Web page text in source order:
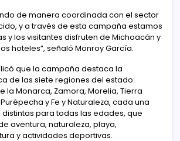
de manera coordinada con el sector
y a través de esta campaña estamos
y los visitantes disfruten de Michoacán y
hoteles”, señaló Monroy García.
que la campaña destaca la
de las siete regiones del estado:
la Monarca, Zamora, Morelia, Tierra
y Fe y Naturaleza, cada una
para todas las edades, que
aventura, naturaleza, playa,
y actividades deportivas.